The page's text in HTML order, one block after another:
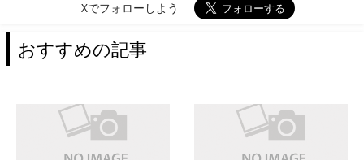
Xでフォローしよう
おすすめの記事